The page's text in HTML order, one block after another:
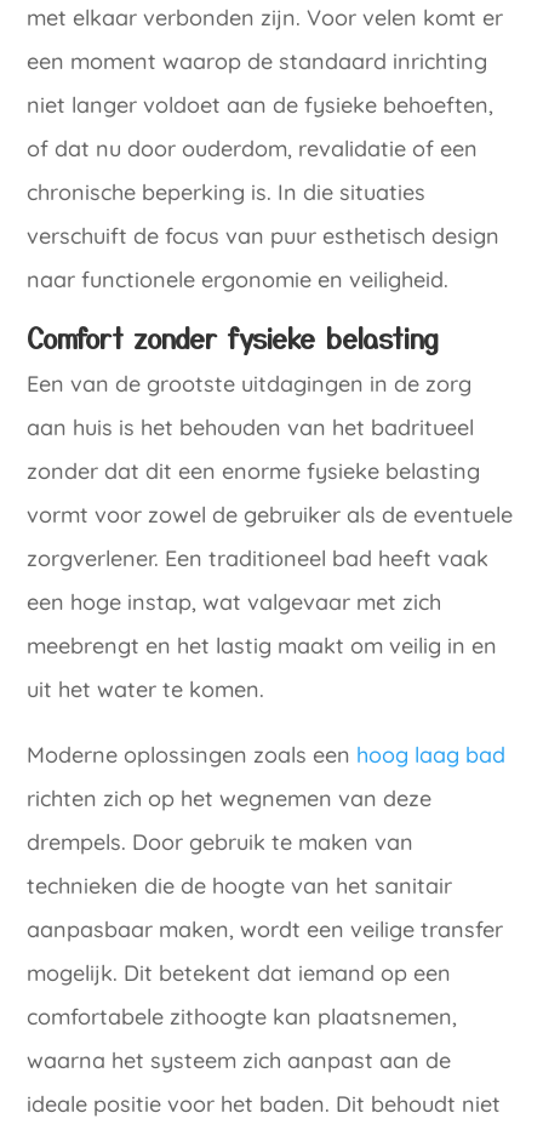
met elkaar verbonden zijn. Voor velen komt er
een moment waarop de standaard inrichting
niet langer voldoet aan de fysieke behoeften,
of dat nu door ouderdom, revalidatie of een
chronische beperking is. In die situaties
verschuift de focus van puur esthetisch design
naar functionele ergonomie en veiligheid.
Comfort zonder fysieke belasting
Een van de grootste uitdagingen in de zorg
aan huis is het behouden van het badritueel
zonder dat dit een enorme fysieke belasting
vormt voor zowel de gebruiker als de eventuele
zorgverlener. Een traditioneel bad heeft vaak
een hoge instap, wat valgevaar met zich
meebrengt en het lastig maakt om veilig in en
uit het water te komen.
Moderne oplossingen zoals een hoog laag bad
richten zich op het wegnemen van deze
drempels. Door gebruik te maken van
technieken die de hoogte van het sanitair
aanpasbaar maken, wordt een veilige transfer
mogelijk. Dit betekent dat iemand op een
comfortabele zithoogte kan plaatsnemen,
waarna het systeem zich aanpast aan de
ideale positie voor het baden. Dit behoudt niet